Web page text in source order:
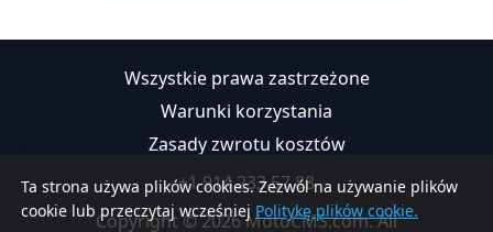
Ta strona używa plików cookies. Zezwól na używanie plików
cookie lub przeczytaj wcześniej Politykę plików cookie.
Wszystkie prawa zastrzeżone
Warunki korzystania
Zasady zwrotu kosztów
+1 914 233 57 88
Copyright © 2026 MotoCMS.com. All